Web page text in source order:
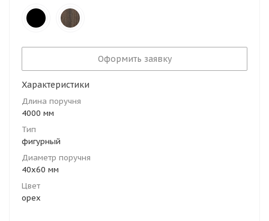
Оформить заявку
Характеристики
Длина поручня
4000 мм
Тип
фигурный
Диаметр поручня
40х60 мм
Цвет
орех